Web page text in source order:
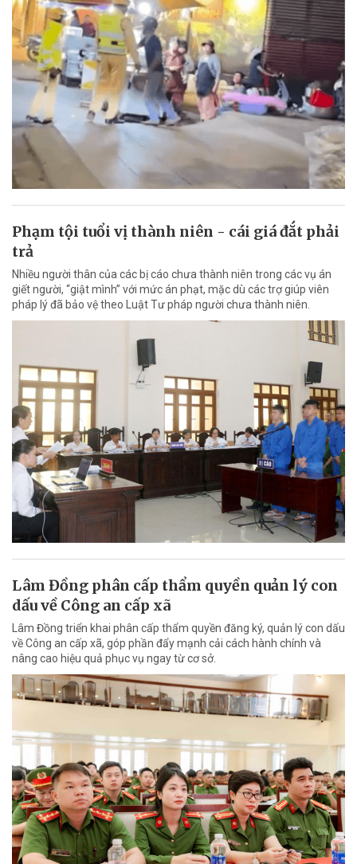
Phạm tội tuổi vị thành niên - cái giá đắt phải
trả
Nhiều người thân của các bị cáo chưa thành niên trong các vụ án
giết người, “giật mình” với mức án phạt, mặc dù các trợ giúp viên
pháp lý đã bảo vệ theo Luật Tư pháp người chưa thành niên.
Lâm Đồng phân cấp thẩm quyền quản lý con
dấu về Công an cấp xã
Lâm Đồng triển khai phân cấp thẩm quyền đăng ký, quản lý con dấu
về Công an cấp xã, góp phần đẩy mạnh cải cách hành chính và
nâng cao hiệu quả phục vụ ngay từ cơ sở.